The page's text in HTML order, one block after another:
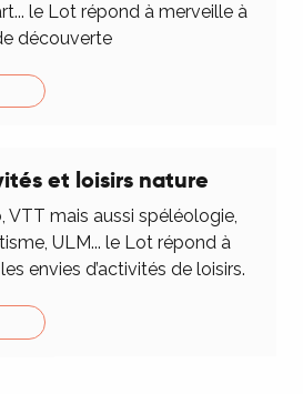
le Lot répond à merveille à
découverte
et loisirs nature
VTT mais aussi spéléologie,
ULM... le Lot répond à
envies d’activités de loisirs.